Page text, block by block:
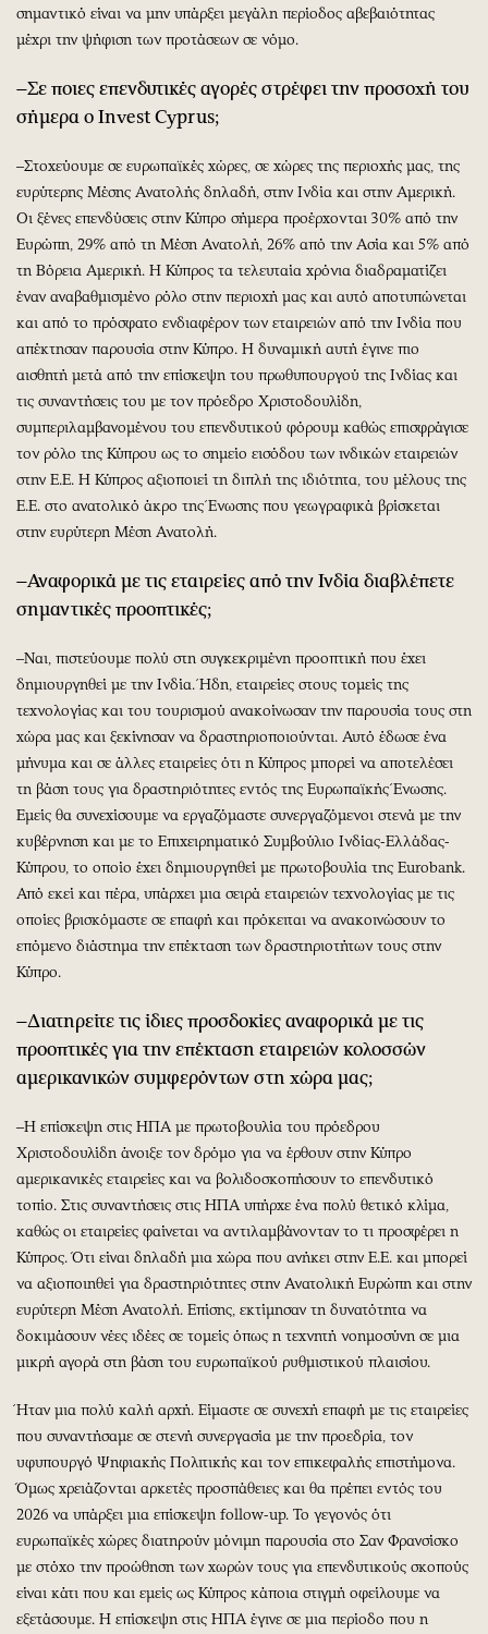
σημαντικό είναι να μην υπάρξει μεγάλη περίοδος αβεβαιότητας
μέχρι την ψήφιση των προτάσεων σε νόμο.
–Σε ποιες επενδυτικές αγορές στρέφει την προσοχή του
σήμερα ο Invest Cyprus;
–Στοχεύουμε σε ευρωπαϊκές χώρες, σε χώρες της περιοχής μας, της
ευρύτερης Μέσης Ανατολής δηλαδή, στην Ινδία και στην Αμερική.
Οι ξένες επενδύσεις στην Κύπρο σήμερα προέρχονται 30% από την
Ευρώπη, 29% από τη Μέση Ανατολή, 26% από την Ασία και 5% από
τη Βόρεια Αμερική. Η Κύπρος τα τελευταία χρόνια διαδραματίζει
έναν αναβαθμισμένο ρόλο στην περιοχή μας και αυτό αποτυπώνεται
και από το πρόσφατο ενδιαφέρον των εταιρειών από την Ινδία που
απέκτησαν παρουσία στην Κύπρο. Η δυναμική αυτή έγινε πιο
αισθητή μετά από την επίσκεψη του πρωθυπουργού της Ινδίας και
τις συναντήσεις του με τον πρόεδρο Χριστοδουλίδη,
συμπεριλαμβανομένου του επενδυτικού φόρουμ καθώς επισφράγισε
τον ρόλο της Κύπρου ως το σημείο εισόδου των ινδικών εταιρειών
στην Ε.Ε. Η Κύπρος αξιοποιεί τη διπλή της ιδιότητα, του μέλους της
Ε.Ε. στο ανατολικό άκρο της Ένωσης που γεωγραφικά βρίσκεται
στην ευρύτερη Μέση Ανατολή.
–Αναφορικά με τις εταιρείες από την Ινδία διαβλέπετε
σημαντικές προοπτικές;
–Ναι, πιστεύουμε πολύ στη συγκεκριμένη προοπτική που έχει
δημιουργηθεί με την Ινδία. Ήδη, εταιρείες στους τομείς της
τεχνολογίας και του τουρισμού ανακοίνωσαν την παρουσία τους στη
χώρα μας και ξεκίνησαν να δραστηριοποιούνται. Αυτό έδωσε ένα
μήνυμα και σε άλλες εταιρείες ότι η Κύπρος μπορεί να αποτελέσει
τη βάση τους για δραστηριότητες εντός της Ευρωπαϊκής Ένωσης.
Εμείς θα συνεχίσουμε να εργαζόμαστε συνεργαζόμενοι στενά με την
κυβέρνηση και με το Επιχειρηματικό Συμβούλιο Ινδίας-Ελλάδας-
Κύπρου, το οποίο έχει δημιουργηθεί με πρωτοβουλία της Eurobank.
Από εκεί και πέρα, υπάρχει μια σειρά εταιρειών τεχνολογίας με τις
οποίες βρισκόμαστε σε επαφή και πρόκειται να ανακοινώσουν το
επόμενο διάστημα την επέκταση των δραστηριοτήτων τους στην
Κύπρο.
–Διατηρείτε τις ίδιες προσδοκίες αναφορικά με τις
προοπτικές για την επέκταση εταιρειών κολοσσών
αμερικανικών συμφερόντων στη χώρα μας;
–Η επίσκεψη στις ΗΠΑ με πρωτοβουλία του πρόεδρου
Χριστοδουλίδη άνοιξε τον δρόμο για να έρθουν στην Κύπρο
αμερικανικές εταιρείες και να βολιδοσκοπήσουν το επενδυτικό
τοπίο. Στις συναντήσεις στις ΗΠΑ υπήρχε ένα πολύ θετικό κλίμα,
καθώς οι εταιρείες φαίνεται να αντιλαμβάνονταν το τι προσφέρει η
Κύπρος. Ότι είναι δηλαδή μια χώρα που ανήκει στην Ε.Ε. και μπορεί
να αξιοποιηθεί για δραστηριότητες στην Ανατολική Ευρώπη και στην
ευρύτερη Μέση Ανατολή. Επίσης, εκτίμησαν τη δυνατότητα να
δοκιμάσουν νέες ιδέες σε τομείς όπως η τεχνητή νοημοσύνη σε μια
μικρή αγορά στη βάση του ευρωπαϊκού ρυθμιστικού πλαισίου.
Ήταν μια πολύ καλή αρχή. Είμαστε σε συνεχή επαφή με τις εταιρείες
που συναντήσαμε σε στενή συνεργασία με την προεδρία, τον
υφυπουργό Ψηφιακής Πολιτικής και τον επικεφαλής επιστήμονα.
Όμως χρειάζονται αρκετές προσπάθειες και θα πρέπει εντός του
2026 να υπάρξει μια επίσκεψη follow-up. Το γεγονός ότι
ευρωπαϊκές χώρες διατηρούν μόνιμη παρουσία στο Σαν Φρανσίσκο
με στόχο την προώθηση των χωρών τους για επενδυτικούς σκοπούς
είναι κάτι που και εμείς ως Κύπρος κάποια στιγμή οφείλουμε να
εξετάσουμε. Η επίσκεψη στις ΗΠΑ έγινε σε μια περίοδο που η